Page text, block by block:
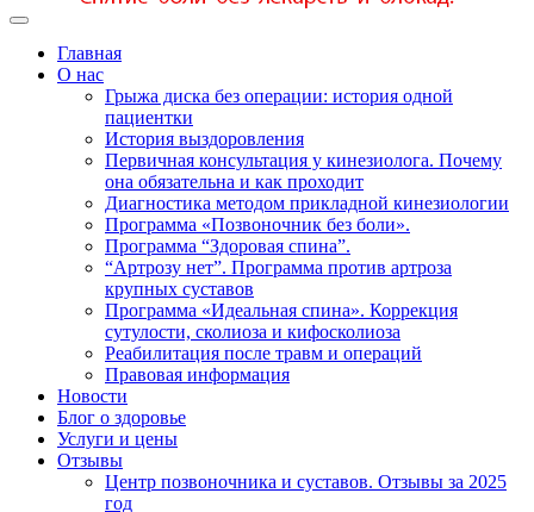
Главная
О нас
Грыжа диска без операции: история одной
пациентки
История выздоровления
Первичная консультация у кинезиолога. Почему
она обязательна и как проходит
Диагностика методом прикладной кинезиологии
Программа «Позвоночник без боли».
Программа “Здоровая спина”.
“Артрозу нет”. Программа против артроза
крупных суставов
Программа «Идеальная спина». Коррекция
сутулости, сколиоза и кифосколиоза
Реабилитация после травм и операций
Правовая информация
Новости
Блог о здоровье
Услуги и цены
Отзывы
Центр позвоночника и суставов. Отзывы за 2025
год